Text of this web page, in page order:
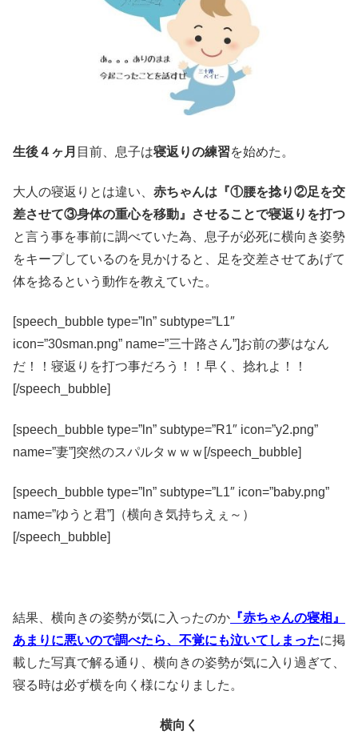
生後４ヶ月 目前、息子は寝返りの練習を始めた。
大人の寝返りとは違い、 赤ちゃんは『①腰を捻り②足を交
差させて③身体の重心を移動』させることで寝返りを打つ
と言う事を事前に調べていた為、息子が必死に横向き姿勢
をキープしているのを見かけると、足を交差させてあげて
体を捻るという動作を教えていた。
[speech_bubble type=”ln” subtype=”L1″
icon=”30sman.png” name=”三十路さん”]お前の夢はなん
だ！！寝返りを打つ事だろう！！早く、捻れよ！！
[/speech_bubble]
[speech_bubble type=”ln” subtype=”R1″ icon=”y2.png”
name=”妻”]突然のスパルタｗｗｗ[/speech_bubble]
[speech_bubble type=”ln” subtype=”L1″ icon=”baby.png”
name=”ゆうと君”]（横向き気持ちえぇ～）
[/speech_bubble]
結果、横向きの姿勢が気に入ったのか 『赤ちゃんの寝相』
あまりに悪いので調べたら、不覚にも泣いてしまったに掲
載した写真で解る通り、横向きの姿勢が気に入り過ぎて、
寝る時は必ず横を向く様になりました。
横向く